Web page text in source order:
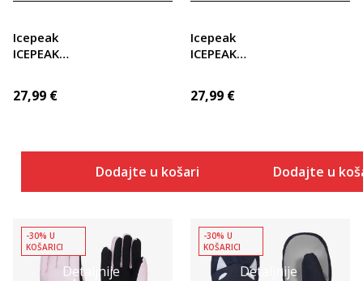
Icepeak
ICEPEAK
27,99 €
Dodajte u košaricu
Icepeak
ICEPEAK
27,99 €
Dodajte u
Detaljnije
-30% U
KOŠARICI
Detaljnije
-30% U
KOŠARICI